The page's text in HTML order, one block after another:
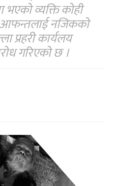
व्यक्ति कोही
नजिकको
प्रहरी कार्यलय
गरिएको छ ।